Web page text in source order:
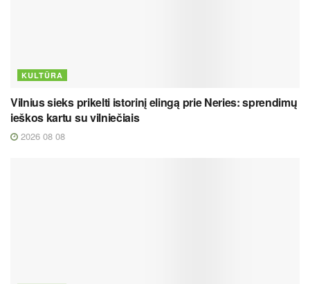
KULTŪRA
Vilnius sieks prikelti istorinį elingą prie Neries: sprendimų
ieškos kartu su vilniečiais
2026 08 08